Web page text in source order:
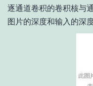
逐通道卷积的卷积核与
图片的深度和输入的深